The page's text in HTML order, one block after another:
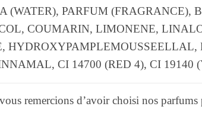
(WATER), PARFUM (FRAGRANCE),
COUMARIN, LIMONENE,
CI 14700 (RED 4), CI 19140
remercions d’avoir choisi nos parfums